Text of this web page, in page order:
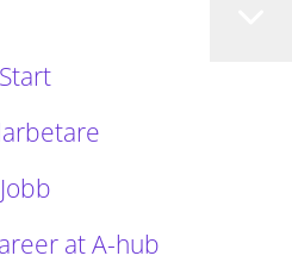
Start
Jobb
at A-hub